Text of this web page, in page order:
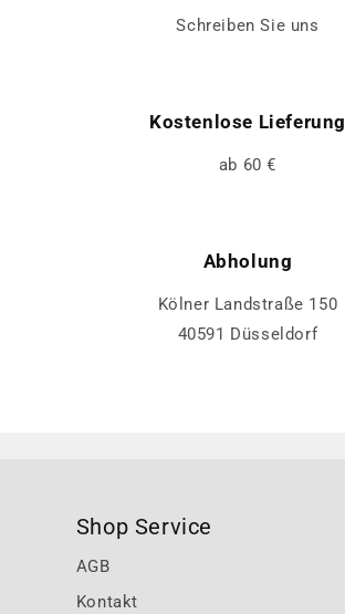
Schreiben Sie uns
Kostenlose Lieferung
ab 60 €
Abholung
Kölner Landstraße 150
40591 Düsseldorf
Shop Service
AGB
Kontakt